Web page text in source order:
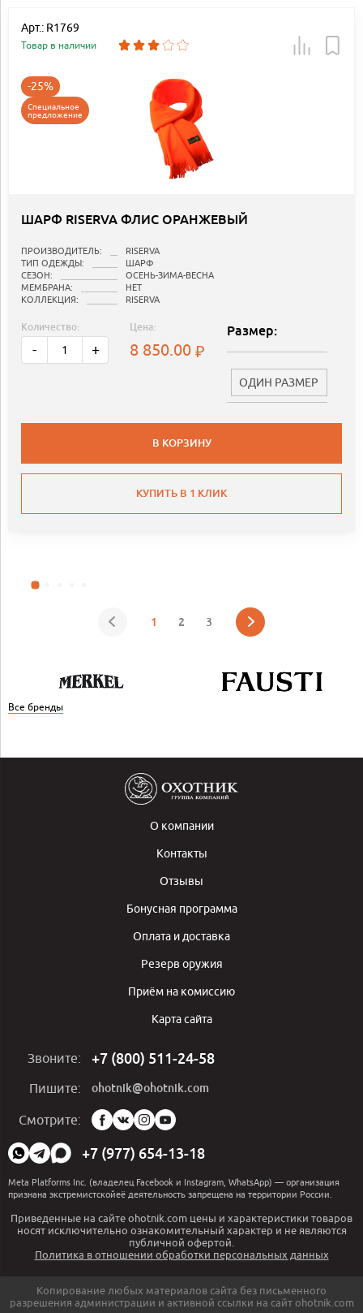
Арт.: R1769
Товар в наличии
-25%
Специальное
предложение
ШАРФ RISERVA ФЛИС ОРАНЖЕВЫЙ
ПРОИЗВОДИТЕЛЬ:
RISERVA
ТИП ОДЕЖДЫ:
ШАРФ
СЕЗОН:
ОСЕНЬ-ЗИМА-ВЕСНА
МЕМБРАНА:
НЕТ
КОЛЛЕКЦИЯ:
RISERVA
Количество:
- +
Цена:
8 850.00
Размер:
ОДИН РАЗМЕР
В КОРЗИНУ
КУПИТЬ В 1 КЛИК
1 2 3
Все бренды
О компании
Контакты
Отзывы
Бонусная программа
Оплата и доставка
Резерв оружия
Приём на комиссию
Карта сайта
Звоните: +7 (800) 511-24-58
Пишите: ohotnik@ohotnik.com
Смотрите:
Мы
в
социальных
сетях:
+7 (977) 654-13-18
Meta Platforms Inc. (владелец Facebook и Instagram, WhatsApp) — организация
признана экстремистскойеё деятельность запрещена на территории России.
Приведенные на сайте ohotnik.com цены и характеристики товаров
носят исключительно ознакомительный характер и не являются
публичной офертой.
Политика в отношении обработки персональных данных
Копирование любых материалов сайта без письменного
разрешения администрации и активной ссылки на сайт ohotnik.com